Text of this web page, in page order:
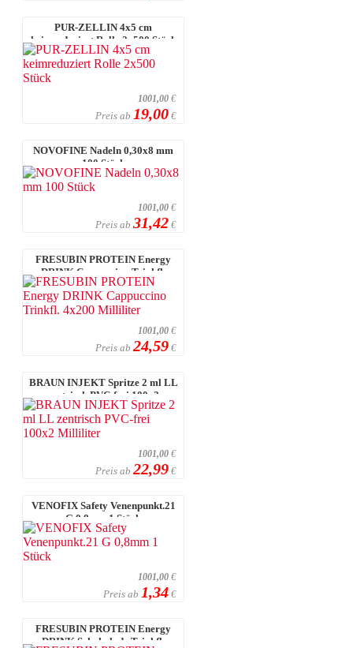
PUR-ZELLIN 4x5 cm
keimreduziert Rolle 2x500 Stück
1001,00 €
Preis ab 19,00 €
NOVOFINE Nadeln 0,30x8 mm
100 Stück
1001,00 €
Preis ab 31,42 €
FRESUBIN PROTEIN Energy
DRINK Cappuccino Trinkfl.
4x200 Millilit ...
1001,00 €
Preis ab 24,59 €
BRAUN INJEKT Spritze 2 ml LL
zentrisch PVC-frei 100x2
Milliliter
1001,00 €
Preis ab 22,99 €
VENOFIX Safety Venenpunkt.21
G 0,8mm 1 Stück
1001,00 €
Preis ab 1,34 €
FRESUBIN PROTEIN Energy
DRINK Schokolade Trinkfl.